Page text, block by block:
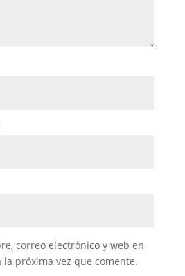
correo electrónico y web en
próxima vez que comente.